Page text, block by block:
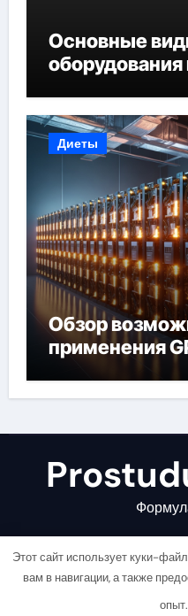
Основные
оборудования
Диеты
Обзор
применения
Copyright © All rights
Этот сайт использует куки-
вам в навигации, а также
опыт.